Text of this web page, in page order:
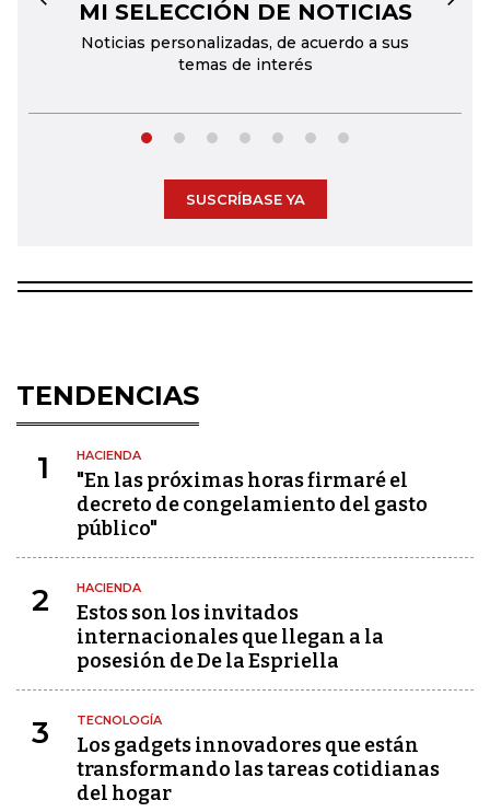
MI SELECCIÓN DE NOTICIAS
Noticias personalizadas, de acuerdo a sus
temas de interés
← →
SUSCRÍBASE YA
TENDENCIAS
1 HACIENDA
"En las próximas horas firmaré el
decreto de congelamiento del gasto
público"
2 HACIENDA
Estos son los invitados
internacionales que llegan a la
posesión de De la Espriella
3 TECNOLOGÍA
Los gadgets innovadores que están
transformando las tareas cotidianas
del hogar